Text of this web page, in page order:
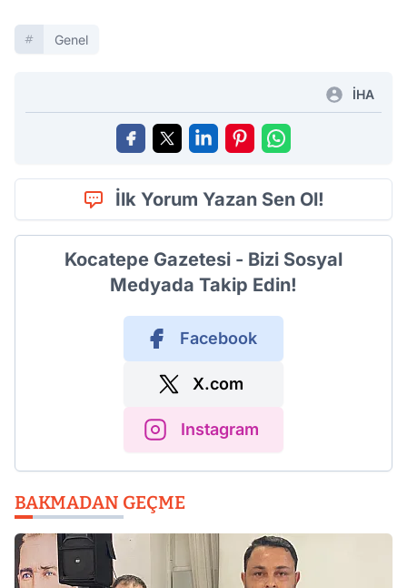
Genel
İHA
İlk Yorum Yazan Sen Ol!
Kocatepe Gazetesi - Bizi Sosyal
Medyada Takip Edin!
Facebook
X.com
Instagram
BAKMADAN GEÇME